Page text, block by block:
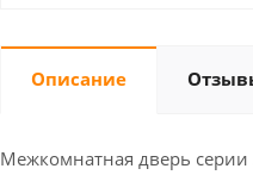
Описание
Межкомнатная дверь серии